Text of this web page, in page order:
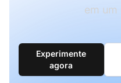
em um
Experimente
agora